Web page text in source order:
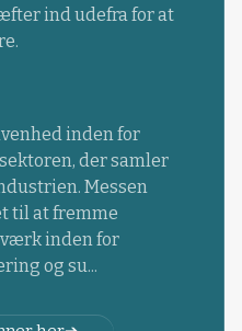
ind udefra for at
inden for
der samler
Messen
til at fremme
inden for
og su...